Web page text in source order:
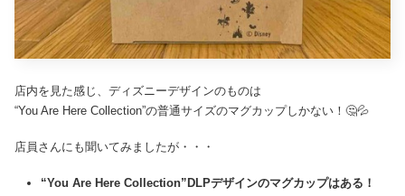
店内を見た感じ、ディズニーデザインのものは
“You Are Here Collection”の普通サイズのマグカップしかない！🤔💦
店員さんにも聞いてみましたが・・・
“You Are Here Collection”DLPデザインのマグカップはある！